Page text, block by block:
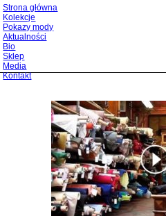
Strona główna
Kolekcje
Pokazy mody
Aktualności
Bio
Sklep
Media
Kontakt